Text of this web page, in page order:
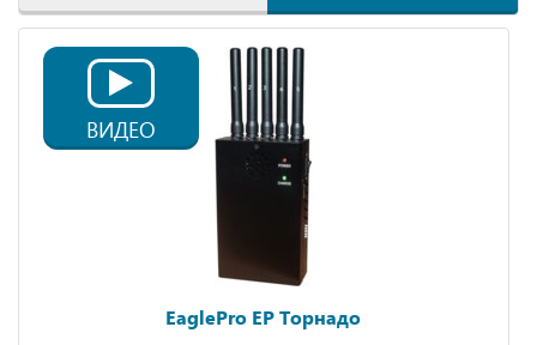
ВИДЕО
EaglePro EP Торнадо